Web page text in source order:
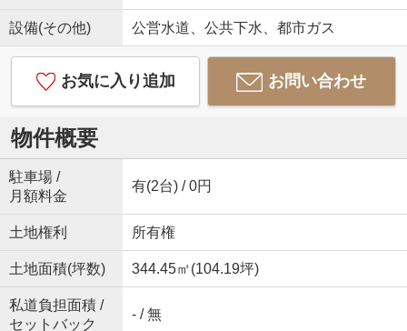
設備(その他) 公営水道、公共下水、都市ガス
お気に入り追加 お問い合わせ
物件概要
駐車場 /
月額料金
有(2台) / 0円
土地権利 所有権
土地面積(坪数) 344.45㎡(104.19坪)
私道負担面積 /
セットバック
- / 無